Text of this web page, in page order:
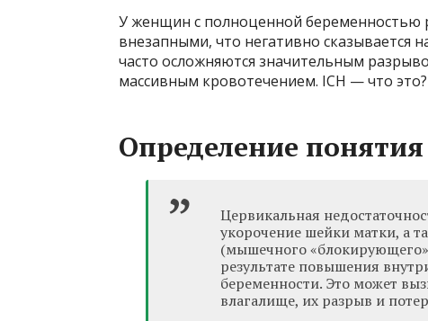
У женщин с полноценной беременностью
внезапными, что негативно сказывается
часто осложняются значительным
массивным кровотечением. ICH — что это?
Определение
Цервикальная
укорочение шейки матки, а
(мышечного
результате повышения
беременности. Это может
влагалище, их разрыв и